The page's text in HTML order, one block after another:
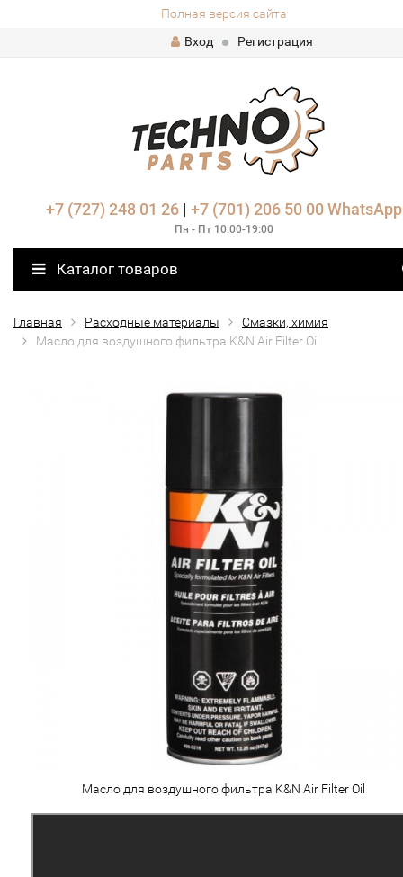
Полная версия сайта
Вход
Регистрация
+7 (727) 248 01 26| +7 (701) 206 50 00 WhatsApp
Пн - Пт 10:00-19:00
Каталог товаров
Главная Расходные материалы
Смазки, химия
Масло для воздушного фильтра K&N Air Filter Oil
Масло для воздушного фильтра K&N Air Filter Oil